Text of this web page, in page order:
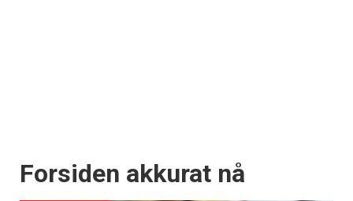
Forsiden akkurat nå